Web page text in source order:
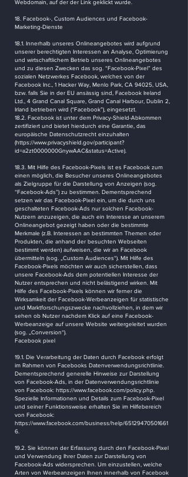
Webdomain, auf der der Link geklickt wurde.
18. Facebook-, Custom Audiences und Facebook-
Marketing-Dienste
18.1. Innerhalb unseres Onlineangebotes wird aufgrund
unserer berechtigten Interessen an Analyse, Optimierung
und wirtschaftlichem Betrieb unseres Onlineangebotes
und zu diesen Zwecken das sog. “Facebook-Pixel” des
sozialen Netzwerkes Facebook, welches von der
Facebook Inc., 1 Hacker Way, Menlo Park, CA 94025, USA,
bzw. falls Sie in der EU ansässig sind, Facebook Ireland
Ltd., 4 Grand Canal Square, Grand Canal Harbour, Dublin 2,
Irland betrieben wird (“Facebook”), eingesetzt.
18.2. Facebook ist unter dem Privacy-Shield-Abkommen
zertifiziert und bietet hierdurch eine Garantie, das
europäische Datenschutzrecht einzuhalten
(https://www.privacyshield.gov/participant?
id=a2zt0000000GnywAAC&status=Active).
18.3. Mit Hilfe des Facebook-Pixels ist es Facebook zum
einen möglich, die Besucher unseres Onlineangebotes
als Zielgruppe für die Darstellung von Anzeigen (sog.
“Facebook-Ads”) zu bestimmen. Dementsprechend
setzen wir das Facebook-Pixel ein, um die durch uns
geschalteten Facebook-Ads nur solchen Facebook-
Nutzern anzuzeigen, die auch ein Interesse an unserem
Onlineangebot gezeigt haben oder die bestimmte
Merkmale (z.B. Interessen an bestimmten Themen oder
Produkten, die anhand der besuchten Webseiten
bestimmt werden) aufweisen, die wir an Facebook
übermitteln (sog. „Custom Audiences“). Mit Hilfe des
Facebook-Pixels möchten wir auch sicherstellen, dass
unsere Facebook-Ads dem potentiellen Interesse der
Nutzer entsprechen und nicht belästigend wirken. Mit
Hilfe des Facebook-Pixels können wir ferner die
Wirksamkeit der Facebook-Werbeanzeigen für statistische
und Marktforschungszwecke nachvollziehen, in dem wir
sehen ob Nutzer nachdem Klick auf eine Facebook-
Werbeanzeige auf unsere Website weitergeleitet wurden
(sog. „Conversion“).
Facebook pixel
19.1. Die Verarbeitung der Daten durch Facebook erfolgt
im Rahmen von Facebooks Datenverwendungsrichtlinie.
Dementsprechend generelle Hinweise zur Darstellung
von Facebook-Ads, in der Datenverwendungsrichtlinie
von Facebook: https://www.facebook.com/policy.php.
Spezielle Informationen und Details zum Facebook-Pixel
und seiner Funktionsweise erhalten Sie im Hilfebereich
von Facebook:
https://www.facebook.com/business/help/65129470501661
6.
19.2. Sie können der Erfassung durch den Facebook-Pixel
und Verwendung Ihrer Daten zur Darstellung von
Facebook-Ads widersprechen. Um einzustellen, welche
Arten von Werbeanzeigen Ihnen innerhalb von Facebook